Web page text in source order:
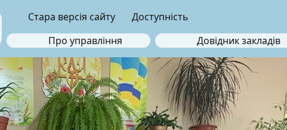
Стара версія сайту Доступність
Про управління
Довідник закладів